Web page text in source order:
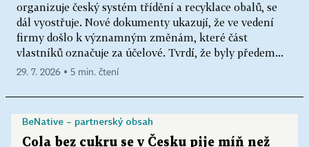
organizuje český systém třídění a recyklace obalů, se
dál vyostřuje. Nové dokumenty ukazují, že ve vedení
firmy došlo k významným změnám, které část
vlastníků označuje za účelové. Tvrdí, že byly předem...
29. 7. 2026 ▪ 5 min. čtení
BeNative – partnerský obsah
Cola bez cukru se v Česku pije míň než